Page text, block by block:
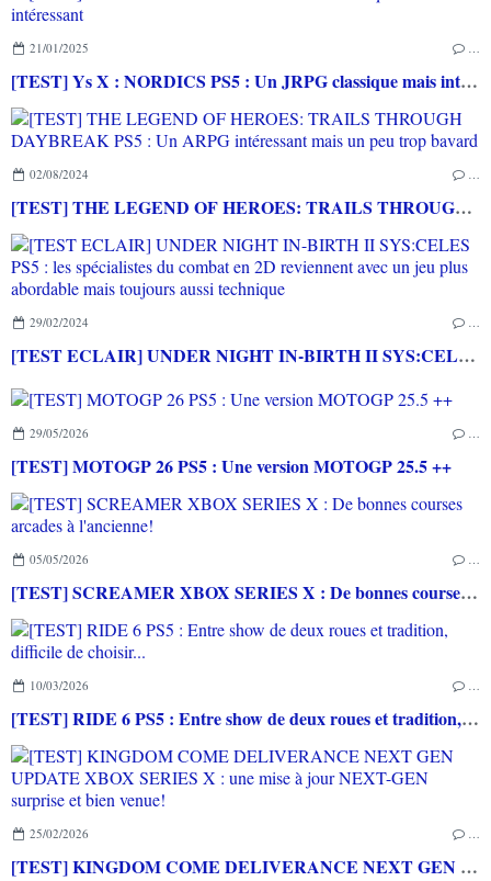
21/01/2025 …
[TEST] Ys X : NORDICS PS5 : Un JRPG classique mais intéressant
02/08/2024 …
[TEST] THE LEGEND OF HEROES: TRAILS THROUGH DAYBREAK PS5 : Un ARPG intéressant mais un peu trop bavard
29/02/2024 …
[TEST ECLAIR] UNDER NIGHT IN-BIRTH II SYS:CELES PS5 : les spécialistes du combat en 2D reviennent avec un jeu plus abordable mais toujours aussi technique
29/05/2026 …
[TEST] MOTOGP 26 PS5 : Une version MOTOGP 25.5 ++
05/05/2026 …
[TEST] SCREAMER XBOX SERIES X : De bonnes courses arcades à l'ancienne!
10/03/2026 …
[TEST] RIDE 6 PS5 : Entre show de deux roues et tradition, difficile de choisir...
25/02/2026 …
[TEST] KINGDOM COME DELIVERANCE NEXT GEN UPDATE XBOX SERIES X : une mise à jour NEXT-GEN surprise et bien venue!